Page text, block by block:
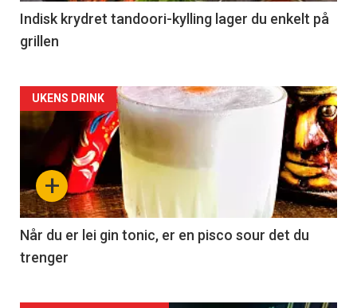
Indisk krydret tandoori-kylling lager du enkelt på
grillen
Forsiden
akkurat
nå
-
2
+
UKENS DRINK
Når du er lei gin tonic, er en pisco sour det du
trenger